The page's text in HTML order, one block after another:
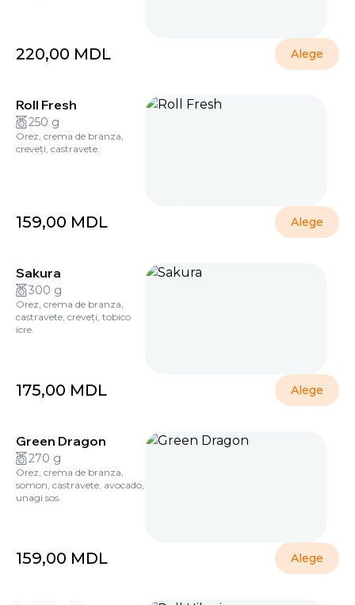
220,00 MDL Alege
Roll Fresh
250 g
Orez, crema de branza,
creveți, castravete.
159,00 MDL Alege
Sakura
300 g
Orez, crema de branza,
castravete, creveți, tobico
icre.
175,00 MDL Alege
Green Dragon
270 g
Orez, crema de branza,
somon, castravete, avocado,
unagi sos.
159,00 MDL Alege